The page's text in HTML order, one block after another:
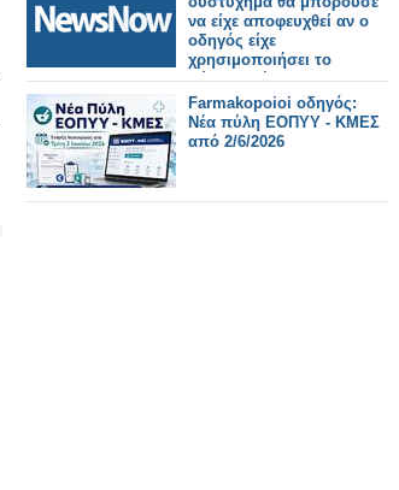
να είχε αποφευχθεί αν ο
οδηγός είχε
χρησιμοποιήσει το
σύστημα έκτακτης
ανάγκης σύμφωνα με
έρευνα.
Farmakopoioi οδηγός:
Νέα πύλη ΕΟΠΥΥ - ΚΜΕΣ
από 2/6/2026